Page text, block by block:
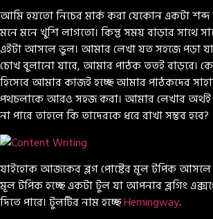
আমি হয়তো নিচের মার্ক করা যেকোন একটা
মনে মনে খুশি লাগতো। কিন্তু সময় বাড়ার সাথে
এইটা আসলে ভুল। আমার লেখা যত সহজে পড়া
চোখ বুলানো যাবে, আমার পাঠক ততই বাড়বে।
হিসেবে আমার কাজই হচ্ছে আমার পাঠকদের
পথচলাকে আরও সহজ করা। আমার লেখার অর্থই
না পারে তাহলে কি তাদেরকে ধরে রাখা সম্ভব হবে?
যাইহোক আজকের ব্লগ পোষ্টের মূল টপিক আসলে
মূল টপিক হচ্ছে একটা টুল যা আপনার ব্লগিং
দিতে পারে। টুলটির নাম হচ্ছেHemingway.